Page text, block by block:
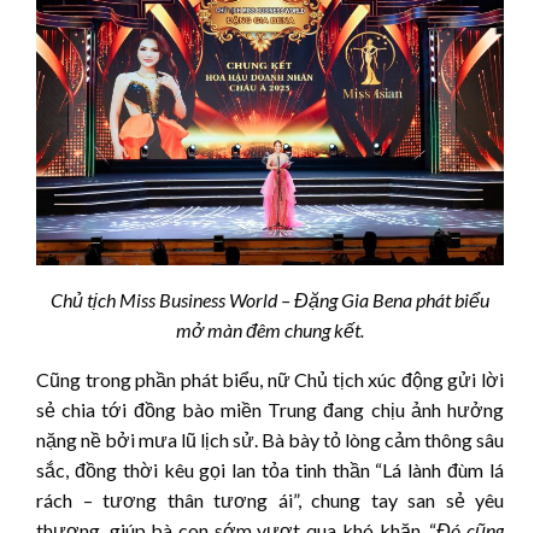
Chủ tịch Miss Business World – Đặng Gia Bena phát biểu
mở màn đêm chung kết.
Cũng trong phần phát biểu, nữ Chủ tịch xúc động gửi lời
sẻ chia tới đồng bào miền Trung đang chịu ảnh hưởng
nặng nề bởi mưa lũ lịch sử. Bà bày tỏ lòng cảm thông sâu
sắc, đồng thời kêu gọi lan tỏa tinh thần “Lá lành đùm lá
rách – tương thân tương ái”, chung tay san sẻ yêu